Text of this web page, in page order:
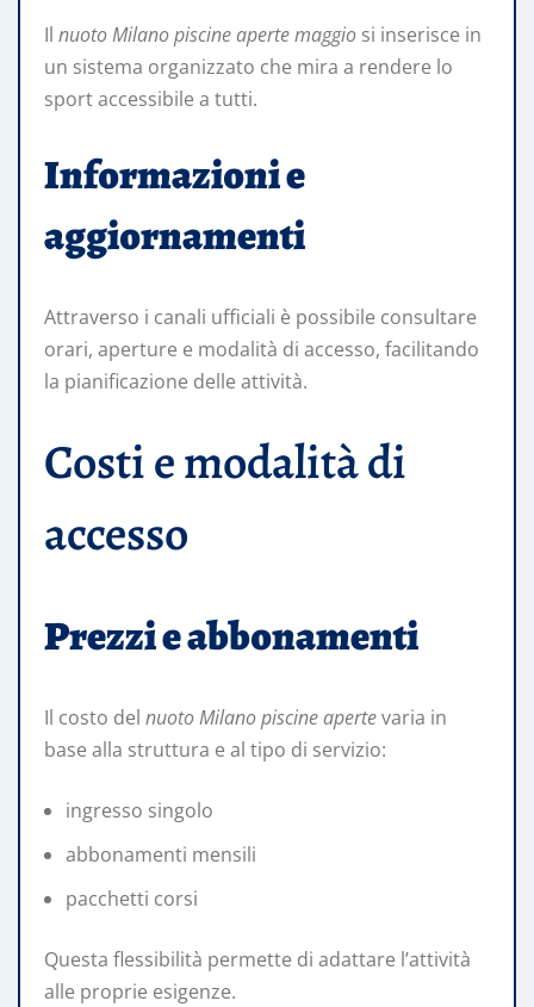
Il nuoto Milano piscine aperte maggio si inserisce in
un sistema organizzato che mira a rendere lo
sport accessibile a tutti.
Informazioni e
aggiornamenti
Attraverso i canali ufficiali è possibile consultare
orari, aperture e modalità di accesso, facilitando
la pianificazione delle attività.
Costi e modalità di
accesso
Prezzi e abbonamenti
Il costo del nuoto Milano piscine apertevaria in
base alla struttura e al tipo di servizio:
ingresso singolo
abbonamenti mensili
pacchetti corsi
Questa flessibilità permette di adattare l’attività
alle proprie esigenze.